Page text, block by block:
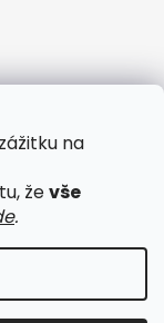
na
ževše
.